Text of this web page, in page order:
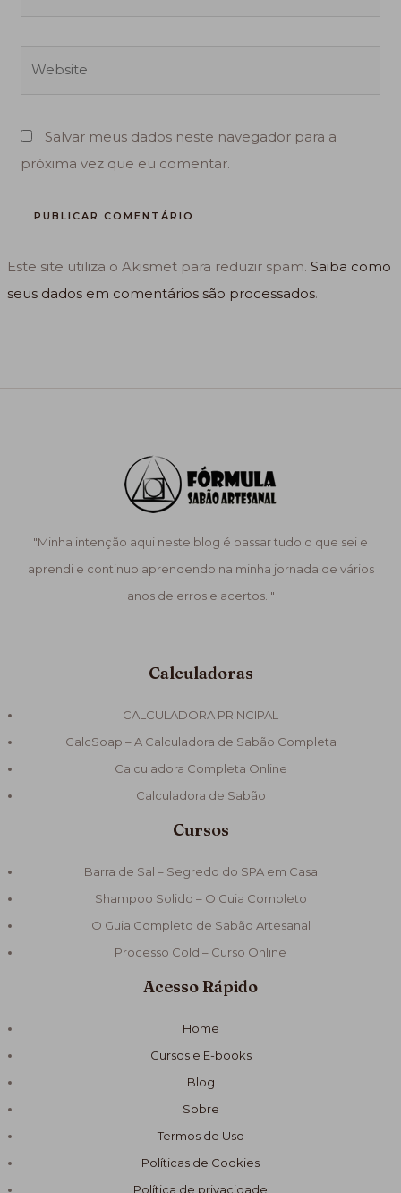
Salvar meus dados neste navegador para a
próxima vez que eu comentar.
Este site utiliza o Akismet para reduzir spam.Saiba como
seus dados em comentários são processados.
"Minha intenção aqui neste blog é passar tudo o que sei e
aprendi e continuo aprendendo na minha jornada de vários
anos de erros e acertos. "
Calculadoras
CALCULADORA PRINCIPAL
CalcSoap – A Calculadora de Sabão Completa
Calculadora Completa Online
Calculadora de Sabão
Cursos
Barra de Sal – Segredo do SPA em Casa
Shampoo Solido – O Guia Completo
O Guia Completo de Sabão Artesanal
Processo Cold – Curso Online
Acesso Rápido
Home
Cursos e E-books
Blog
Sobre
Termos de Uso
Políticas de Cookies
Política de privacidade